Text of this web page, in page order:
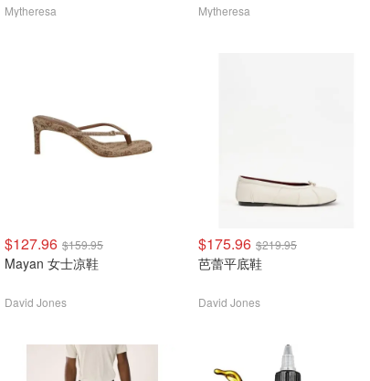
Mytheresa Mytheresa
$127.96 $159.95
Mayan 女士凉鞋
David Jones
$175.96 $219.95
芭蕾平底鞋
David Jones